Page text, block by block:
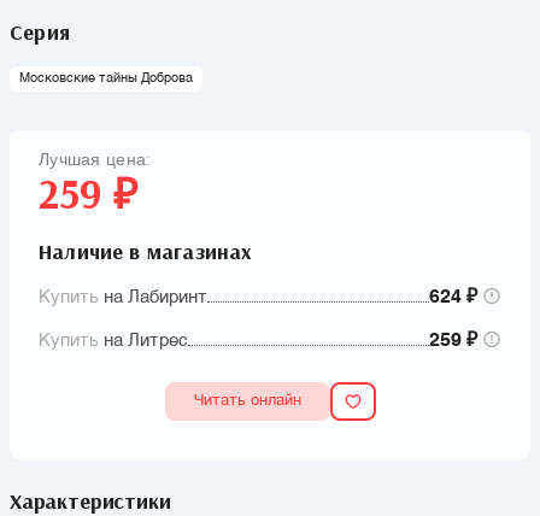
Серия
Московские тайны Доброва
Лучшая цена:
259 ₽
Наличие в магазинах
Купить на Лабиринт 624 ₽
Купить на Литрес 259 ₽
Читать онлайн
Характеристики